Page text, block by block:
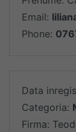
Email:
Phone:
Data
Categoria:
Firma: